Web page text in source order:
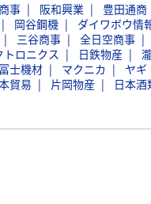
事 阪和興業 豊田通商
岡谷鋼機 ダイワボウ情
三谷商事 全日空商事
トロニクス 日鉄物産
冨士機材 マクニカ ヤギ
貿易 片岡物産 日本